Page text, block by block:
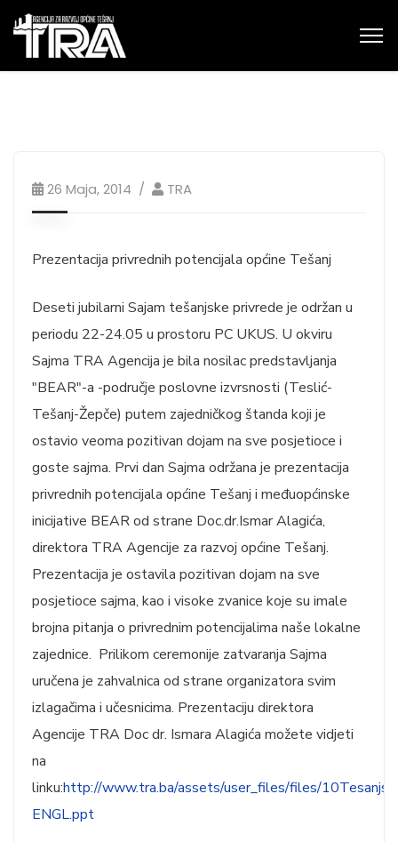
26 Maja, 2014 TRA
Prezentacija privrednih potencijala općine Tešanj
Deseti jubilarni Sajam tešanjske privrede je održan u
periodu 22-24.05 u prostoru PC UKUS. U okviru
Sajma TRA Agencija je bila nosilac predstavljanja
"BEAR"-a -područje poslovne izvrsnosti (Teslić-
Tešanj-Žepče) putem zajedničkog štanda koji je
ostavio veoma pozitivan dojam na sve posjetioce i
goste sajma. Prvi dan Sajma održana je prezentacija
privrednih potencijala općine Tešanj i međuopćinske
inicijative BEAR od strane Doc.dr.Ismar Alagića,
direktora TRA Agencije za razvoj općine Tešanj.
Prezentacija je ostavila pozitivan dojam na sve
posjetioce sajma, kao i visoke zvanice koje su imale
brojna pitanja o privrednim potencijalima naše lokalne
zajednice. Prilikom ceremonije zatvaranja Sajma
uručena je zahvalnica od strane organizatora svim
izlagačima i učesnicima. Prezentaciju direktora
Agencije TRA Doc dr. Ismara Alagića možete vidjeti
na
linku:http://www.tra.ba/assets/user_files/files/
ENGL.ppt